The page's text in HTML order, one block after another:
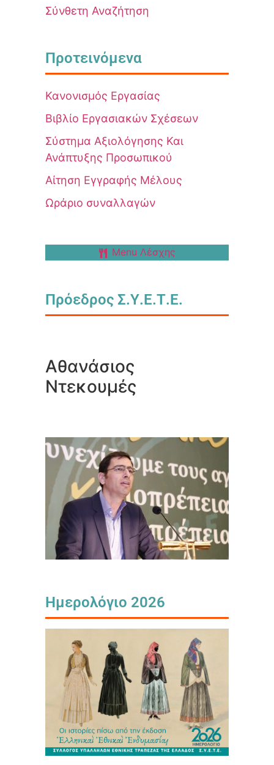
Σύνθετη Αναζήτηση
Προτεινόμενα
Κανονισμός Εργασίας
Βιβλίο Εργασιακών Σχέσεων
Σύστημα Αξιολόγησης Και
Ανάπτυξης Προσωπικού
Αίτηση Εγγραφής Μέλους
Ωράριο συναλλαγών
Menu Λέσχης
Πρόεδρος Σ.Υ.Ε.Τ.Ε.
Αθανάσιος
Ντεκουμές
Ημερολόγιο 2026